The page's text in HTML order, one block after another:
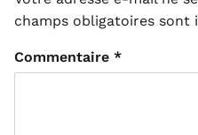
champs obligatoires sont
Commentaire *